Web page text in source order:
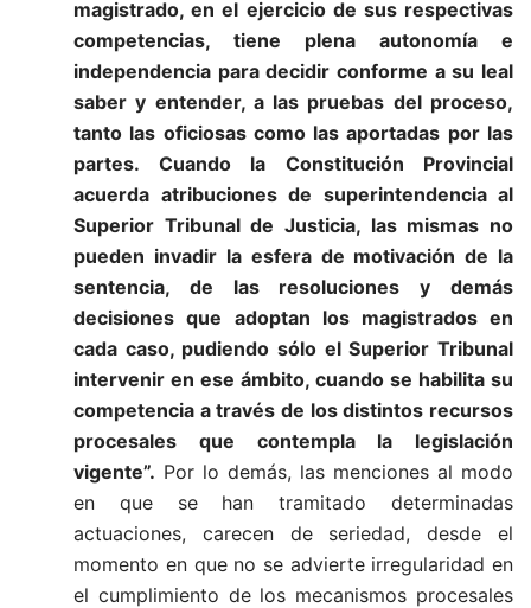
magistrado, en el ejercicio de sus respectivas
competencias, tiene plena autonomía e
independencia para decidir conforme a su leal
saber y entender, a las pruebas del proceso,
tanto las oficiosas como las aportadas por las
partes. Cuando la Constitución Provincial
acuerda atribuciones de superintendencia al
Superior Tribunal de Justicia, las mismas no
pueden invadir la esfera de motivación de la
sentencia, de las resoluciones y demás
decisiones que adoptan los magistrados en
cada caso, pudiendo sólo el Superior Tribunal
intervenir en ese ámbito, cuando se habilita su
competencia a través de los distintos recursos
procesales que contempla la legislación
vigente”. Por lo demás, las menciones al modo
en que se han tramitado determinadas
actuaciones, carecen de seriedad, desde el
momento en que no se advierte irregularidad en
el cumplimiento de los mecanismos procesales